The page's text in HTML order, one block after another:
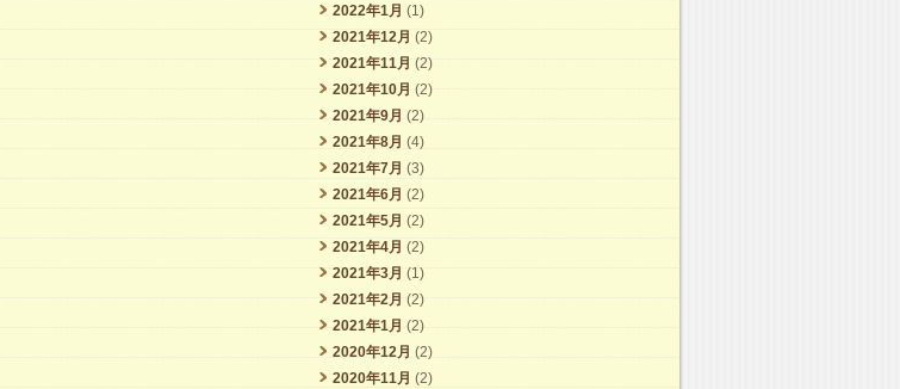
2022年1月 (1)
2021年12月 (2)
2021年11月 (2)
2021年10月 (2)
2021年9月 (2)
2021年8月 (4)
2021年7月 (3)
2021年6月 (2)
2021年5月 (2)
2021年4月 (2)
2021年3月 (1)
2021年2月 (2)
2021年1月 (2)
2020年12月 (2)
2020年11月 (2)